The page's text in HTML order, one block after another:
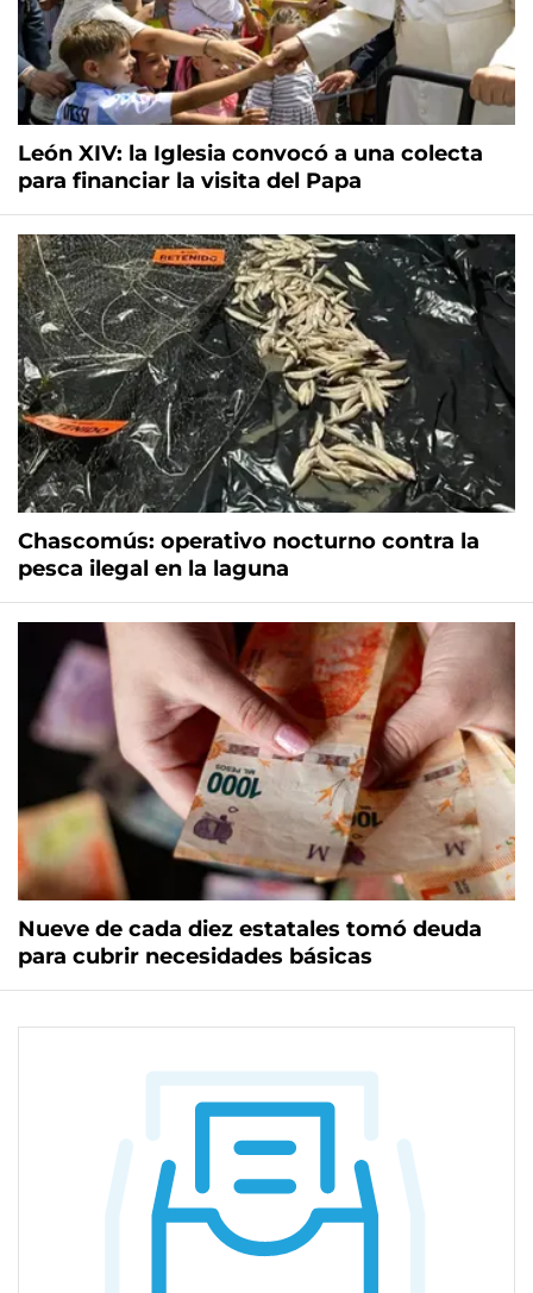
León XIV: la Iglesia convocó a una colecta
para financiar la visita del Papa
Chascomús: operativo nocturno contra la
pesca ilegal en la laguna
Nueve de cada diez estatales tomó deuda
para cubrir necesidades básicas